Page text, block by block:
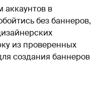
аккаунтов в
без баннеров,
из проверенных
создания баннеров